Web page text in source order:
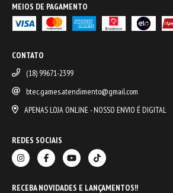
MEIOS DE PAGAMENTO
CONTATO
(18) 99671-2399
btec.games.atendimento@gmail.com
APENAS LOJA ONLINE - NOSSO ENVIO É DIGITAL
REDES SOCIAIS
RECEBA NOVIDADES E LANÇAMENTOS!!